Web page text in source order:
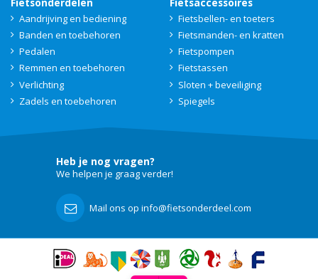
Aandrijving en bediening
Banden en toebehoren
Pedalen
Remmen en toebehoren
Verlichting
Zadels en toebehoren
Fietsbellen- en toeters
Fietsmanden- en kratten
Fietspompen
Fietstassen
Sloten + beveiliging
Spiegels
Heb je nog vragen?
We helpen je graag verder!
Mail ons op info@fietsonderdeel.com